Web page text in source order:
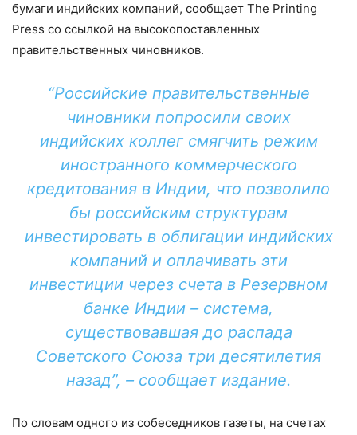
бумаги индийских компаний, сообщает The Printing
Press со ссылкой на высокопоставленных
правительственных чиновников.
“Российские правительственные
чиновники попросили своих
индийских коллег смягчить режим
иностранного коммерческого
кредитования в Индии, что позволило
бы российским структурам
инвестировать в облигации индийских
компаний и оплачивать эти
инвестиции через счета в Резервном
банке Индии – система,
существовавшая до распада
Советского Союза три десятилетия
назад”, – сообщает издание.
По словам одного из собеседников газеты, на счетах